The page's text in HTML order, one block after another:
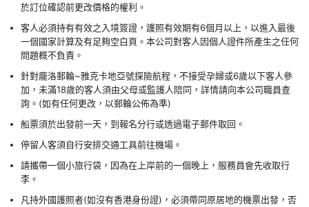
於訂位確認前更改價格的權利。
客人必須持有有效之入境簽證，護照有效期有6個月以上，以進入最後
一個國家計算及有足夠空白頁。本公司對客人因個人證件所產生之任何
問題概不負責。
針對龐洛郵輪~雅克卡地亞號探險航程，不接受孕婦或6歲以下客人參
加，未滿18歲的客人須由父母或監護人陪同，詳情請向本公司職員查
詢。(如有任何更改，以郵輪公佈為準)
船票須於出發前一天，到報名分行或透過電子郵件取回。
停留人客須自行安排交通工具前往機場。
請攜帶一個小旅行袋，因為在上岸前的一個晚上，服務員會先收取行
李。
凡持外國護照者(如沒有香港身份證)，必須帶同原居地的機票出發，否